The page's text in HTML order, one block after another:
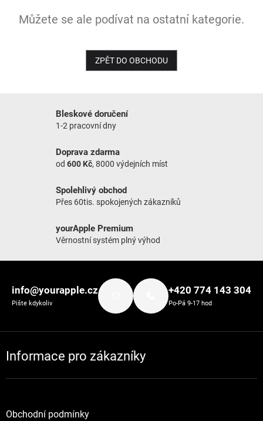
NOVINKY
Můžete se ale podívat na ostatní kategorie.
ZPĚT DO OBCHODU
Bleskové doručení
1-2 pracovní dny
Doprava zdarma
od 600 Kč, 8000 výdejních míst
Spolehlivý obchod
Přes 60tis. spokojených zákazníků
yourApple Premium
Věrnostní systém plný výhod
info@yourapple.cz
Pište kdykoliv
+420 774 143 304
Po-Pá 9-17 hod
Informace pro zákazníky
Obchodní podmínky